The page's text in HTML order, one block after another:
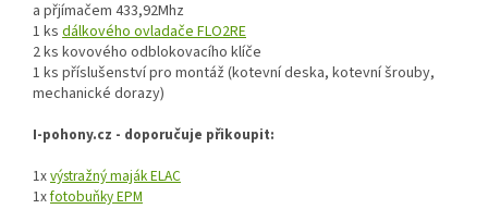
a přjímačem 433,92Mhz
1 ks dálkového ovladače FLO2RE
2 ks kovového odblokovacího klíče
1 ks příslušenství pro montáž (kotevní deska, kotevní šrouby,
mechanické dorazy)
I-pohony.cz - doporučuje přikoupit:
1xvýstražný maják ELAC
1xfotobuňky EPM